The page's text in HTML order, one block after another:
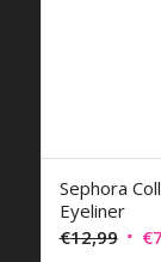
Sephora
Eyeliner
€12,99 €